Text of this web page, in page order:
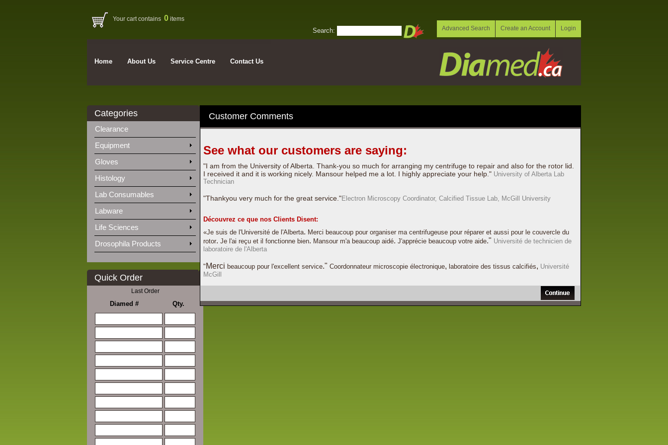
Your cart contains 0 items
Search: Login
Create an Account
Advanced Search
Home About Us Service Centre Contact Us
Categories
Clearance
Equipment
Gloves
Histology
Lab Consumables
Labware
Life Sciences
Drosophila Products
Quick Order
Last Order
Diamed # Qty.
Customer Comments
See what our customers are saying:
"I am from the University of Alberta. Thank-you so much for arranging my centrifuge to repair and also for the rotor lid.
I received it and it is working nicely. Mansour helped me a lot. I highly appreciate your help." University of Alberta Lab
Technician
"Thankyou very much for the great service."Electron Microscopy Coordinator, Calcified Tissue Lab, McGill University
Découvrez ce que nos Clients Disent:
«Je suis de l'Université de l'Alberta. Merci beaucoup pour organiser ma centrifugeuse pour réparer et aussi pour le couvercle du
rotor. Je l'ai reçu et il fonctionne bien. Mansour m'a beaucoup aidé. J'apprécie beaucoup votre aide." Université de technicien de
laboratoire de l'Alberta
" Merci beaucoup pour l'excellent service." Coordonnateur microscopie électronique, laboratoire des tissus calcifiés, Université
McGill